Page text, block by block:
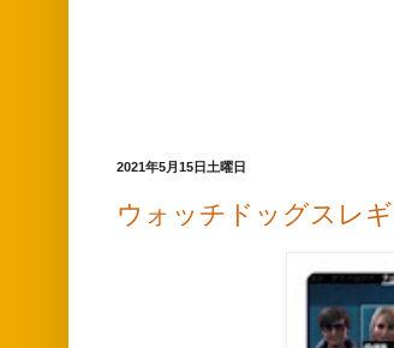
2021年5月15日土曜日
ウォッチドッグスレ